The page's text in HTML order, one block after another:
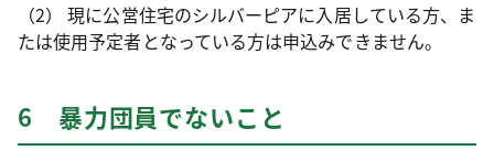
（2） 現に公営住宅のシルバーピアに入居している方、ま
たは使用予定者となっている方は申込みできません。
6 暴力団員でないこと